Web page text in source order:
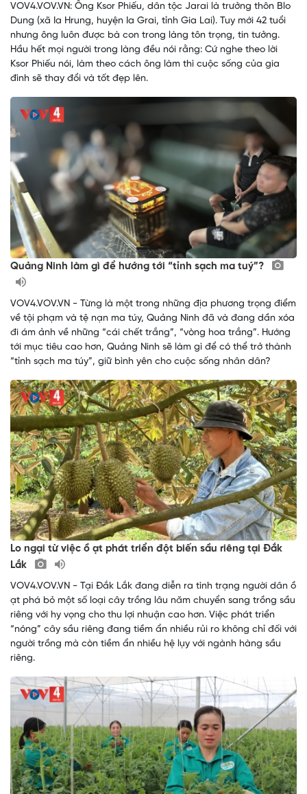
VOV4.VOV.VN: Ông Ksor Phiếu, dân tộc Jarai là trưởng thôn Blo
Dung (xã Ia Hrung, huyện Ia Grai, tỉnh Gia Lai). Tuy mới 42 tuổi
nhưng ông luôn được bà con trong làng tôn trọng, tin tưởng.
Hầu hết mọi người trong làng đều nói rằng: Cứ nghe theo lời
Ksor Phiếu nói, làm theo cách ông làm thì cuộc sống của gia
đình sẽ thay đổi và tốt đẹp lên.
Quảng Ninh làm gì để hướng tới “tỉnh sạch ma tuý”?
VOV4.VOV.VN - Từng là một trong những địa phương trọng điểm
về tội phạm và tệ nạn ma túy, Quảng Ninh đã và đang dần xóa
đi ám ảnh về những “cái chết trắng”, “vòng hoa trắng”. Hướng
tới mục tiêu cao hơn, Quảng Ninh sẽ làm gì để có thể trở thành
“tỉnh sạch ma túy”, giữ bình yên cho cuộc sống nhân dân?
Lo ngại từ việc ồ ạt phát triển đột biến sầu riêng tại Đắk
Lắk
VOV4.VOV.VN - Tại Đắk Lắk đang diễn ra tình trạng người dân ồ
ạt phá bỏ một số loại cây trồng lâu năm chuyển sang trồng sầu
riêng với hy vọng cho thu lợi nhuận cao hơn. Việc phát triển
“nóng” cây sầu riêng đang tiềm ẩn nhiều rủi ro không chỉ đối với
người trồng mà còn tiềm ẩn nhiều hệ lụy với ngành hàng sầu
riêng.